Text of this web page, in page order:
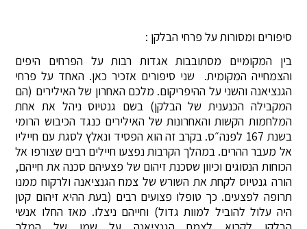
סיפורים ומסורות על פרחי הבלקן :
בין המקומיים מסתובבות אגדות רבות על הפרחים היפים
והצמחייה המקומית. שני סיפורים אזכיר כאן. האחד על פרחי
הגנציאנה והשני על ההיפריקום. מלכם האחרון של האילירים (הם
המקבילה הכנענית של הבלקן) בשם גנטיוס ניהל את אחת
המלחמות הקשות והאחרונות של האילירים כנגד הכיבוש הרומי
בשנת 167 לפנה״ס. בקרב זה הוא הפסיד ונאלץ לסגת עם חייליו
אל מעבר ההרים. במהלך הקרבות נפצעו חיילים רבים שצורפו אל
הכוחות הנסוגים וכיוון שסכנת זיהום של פצעיהם סכנה את חייהם,
הורה גנטיוס לקחת את השורש של צמח הגנציאנה ולרקוח ממנו
תרופה לפצעים. כך טופלו פצועים רבים (בעת ההיא זיהום קטן
היה עלול להוביל למוות גדול) וחייהם ניצלו. מאז החלו אנשי